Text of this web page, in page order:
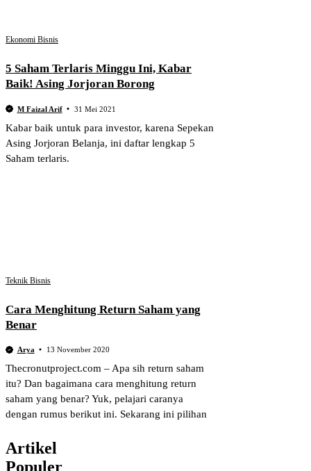
Ekonomi Bisnis
5 Saham Terlaris Minggu Ini, Kabar
Baik! Asing Jorjoran Borong
M Faizal Arif 31 Mei 2021
Kabar baik untuk para investor, karena Sepekan
Asing Jorjoran Belanja, ini daftar lengkap 5
Saham terlaris.
Teknik Bisnis
Cara Menghitung Return Saham yang
Benar
Arya 13 November 2020
Thecronutproject.com – Apa sih return saham
itu? Dan bagaimana cara menghitung return
saham yang benar? Yuk, pelajari caranya
dengan rumus berikut ini. Sekarang ini pilihan
Artikel
Populer